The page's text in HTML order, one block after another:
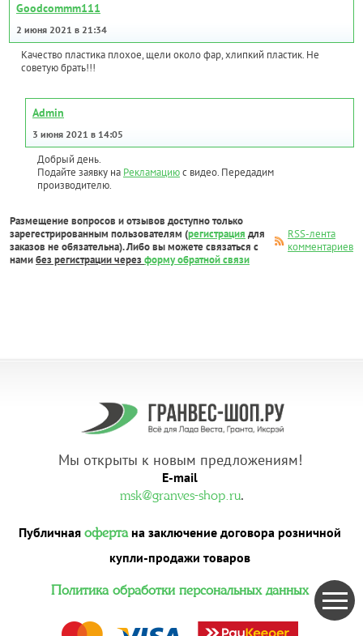
Goodcommm111
2 июня 2021 в 21:34
Качество пластика плохое, щели около фар, хлипкий пластик. Не
советую брать!!!
Admin
3 июня 2021 в 14:05
Добрый день.
Подайте заявку на Рекламациюс видео. Передадим
производителю.
Размещение вопросов и отзывов доступно только
зарегестрированным пользователям (регистрация для
заказов не обязательна). Либо вы можете связаться с
намибез регистрации через форму обратной связи
RSS-лента
комментариев
Мы открыты к новым предложениям!
E-mail
msk@granves-shop.ru.
Публичная офертана заключение договора розничной
купли-продажи товаров
Политика обработки персональных данных